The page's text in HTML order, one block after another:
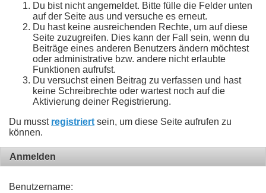
Du bist nicht angemeldet. Bitte fülle die Felder unten
auf der Seite aus und versuche es erneut.
Du hast keine ausreichenden Rechte, um auf diese
Seite zuzugreifen. Dies kann der Fall sein, wenn du
Beiträge eines anderen Benutzers ändern möchtest
oder administrative bzw. andere nicht erlaubte
Funktionen aufrufst.
Du versuchst einen Beitrag zu verfassen und hast
keine Schreibrechte oder wartest noch auf die
Aktivierung deiner Registrierung.
Du musst registriert sein, um diese Seite aufrufen zu
können.
Anmelden
Benutzername: